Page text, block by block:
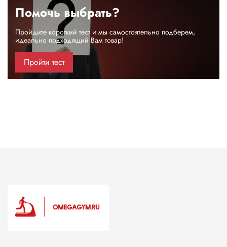
Помочь выбрать?
Пройдите короткий тест и мы самостоятельно подберем,
идеально подходящий Вам товар!
Пройти тест